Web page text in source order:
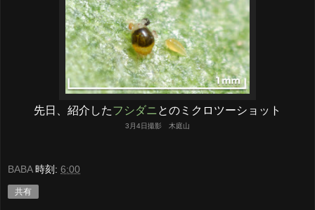
先日、紹介したフシダニ とのミクロツーショット
3月4日撮影 木庭山
BABA 時刻: 6:00
共有